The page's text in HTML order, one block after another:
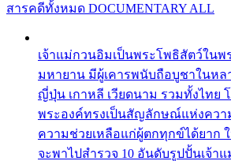
สารคดีทั้งหมด DOCUMENTARY ALL
เจ้าแม่กวนอิมเป็นพระโพธิสัตว์ใน
มหายาน มีผู้เคารพนับถือบูชาในหล
ญี่ปุ่น เกาหลี เวียดนาม รวมทั้งไทย
พระองค์ทรงเป็นสัญลักษณ์แห่งควา
ความช่วยเหลือแก่ผู้ตกทุกข์ได้ยาก
จะพาไปสำรวจ 10 อันดับรูปปั้นเจ้า